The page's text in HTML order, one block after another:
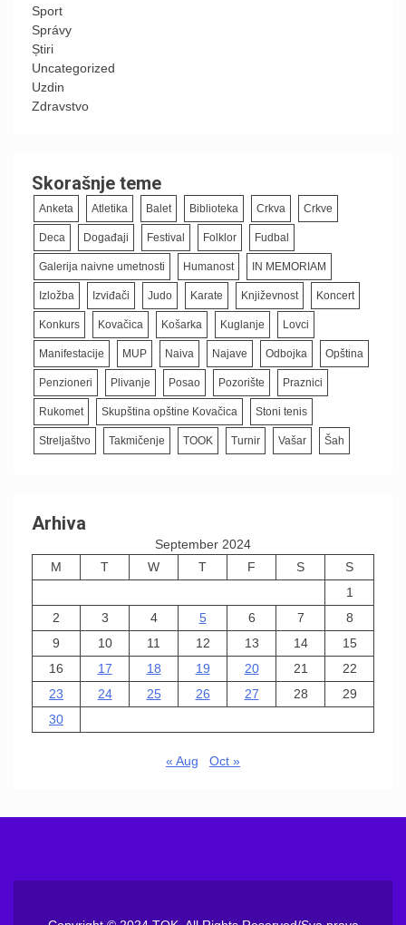
Sport
Správy
Știri
Uncategorized
Uzdin
Zdravstvo
Skorašnje teme
Anketa Atletika Balet Biblioteka Crkva Crkve
Deca Događaji Festival Folklor Fudbal
Galerija naivne umetnosti Humanost IN MEMORIAM
Izložba Izviđači Judo Karate Književnost Koncert
Konkurs Kovačica Košarka Kuglanje Lovci
Manifestacije MUP Naiva Najave Odbojka Opština
Penzioneri Plivanje Posao Pozorište Praznici
Rukomet Skupština opštine Kovačica Stoni tenis
Streljaštvo Takmičenje TOOK Turnir Vašar Šah
Arhiva
September 2024
M
T W T F S
S
1
2
3 4 5 6 7
8
9
10 11 12 13 14
15
16
17 18 19 20 21
22
23
24 25 26 27 28
29
30
« Aug Oct »